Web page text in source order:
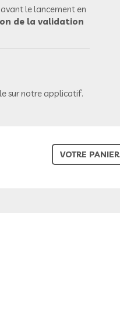
le lancement en
de la validation
sur notre applicatif.
VOTRE PANIER